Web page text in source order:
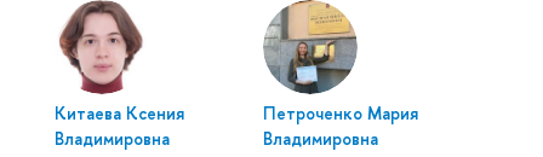
Китаева Ксения
Владимировна
Петроченко Мария
Владимировна